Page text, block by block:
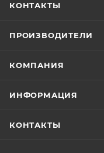
КОНТАКТЫ
ПРОИЗВОДИТЕЛИ
КОМПАНИЯ
ИНФОРМАЦИЯ
КОНТАКТЫ